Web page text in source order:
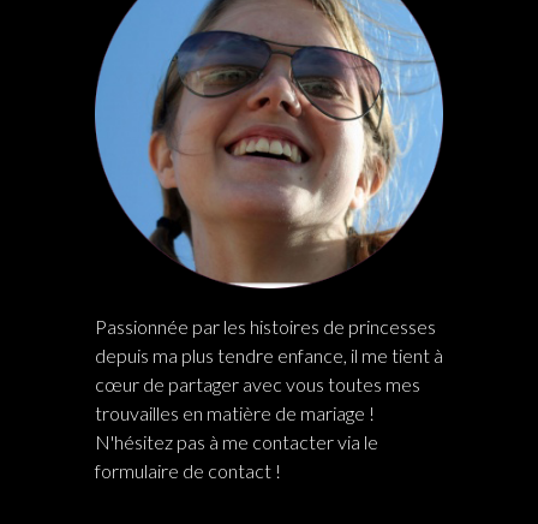
Passionnée par les histoires de princesses
depuis ma plus tendre enfance, il me tient à
cœur de partager avec vous toutes mes
trouvailles en matière de mariage !
N'hésitez pas à me contacter via le
formulaire de contact !